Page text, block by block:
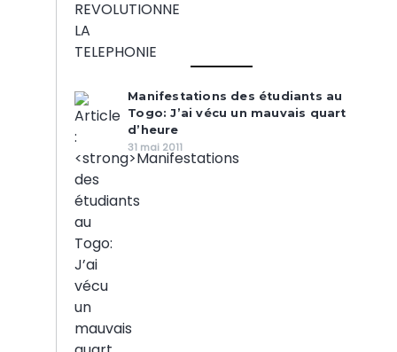
Manifestations des étudiants au
Togo: J’ai vécu un mauvais quart
d’heure
31 mai 2011